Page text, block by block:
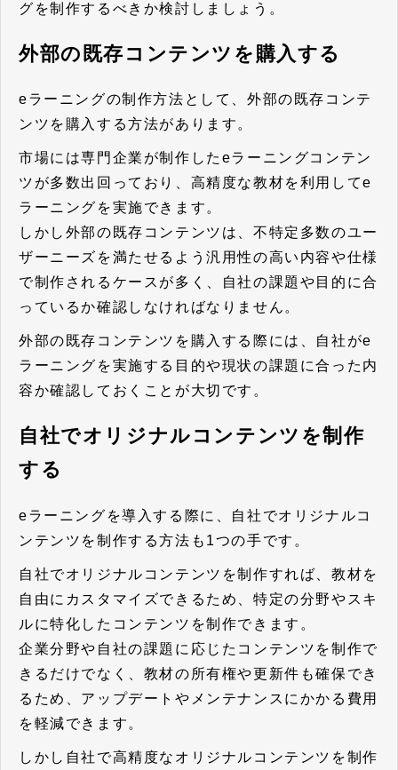
グを制作するべきか検討しましょう。
外部の既存コンテンツを購入する
eラーニングの制作方法として、外部の既存コンテ
ンツを購入する方法があります。
市場には専門企業が制作したeラーニングコンテン
ツが多数出回っており、高精度な教材を利用してe
ラーニングを実施できます。
しかし外部の既存コンテンツは、不特定多数のユー
ザーニーズを満たせるよう汎用性の高い内容や仕様
で制作されるケースが多く、自社の課題や目的に合
っているか確認しなければなりません。
外部の既存コンテンツを購入する際には、自社がe
ラーニングを実施する目的や現状の課題に合った内
容か確認しておくことが大切です。
自社でオリジナルコンテンツを制作
する
eラーニングを導入する際に、自社でオリジナルコ
ンテンツを制作する方法も1つの手です。
自社でオリジナルコンテンツを制作すれば、教材を
自由にカスタマイズできるため、特定の分野やスキ
ルに特化したコンテンツを制作できます。
企業分野や自社の課題に応じたコンテンツを制作で
きるだけでなく、教材の所有権や更新件も確保でき
るため、アップデートやメンテナンスにかかる費用
を軽減できます。
しかし自社で高精度なオリジナルコンテンツを制作